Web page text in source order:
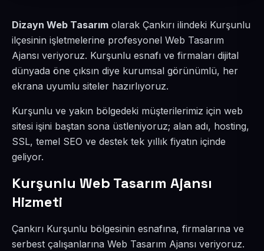
Dizayn Web Tasarım olarak Çankırı ilindeki Kurşunlu
ilçesinin işletmelerine profesyonel Web Tasarım
Ajansı veriyoruz. Kurşunlu esnafı ve firmaları dijital
dünyada öne çıksın diye kurumsal görünümlü, her
ekrana uyumlu siteler hazırlıyoruz.
Kurşunlu ve yakın bölgedeki müşterilerimiz için web
sitesi işini baştan sona üstleniyoruz; alan adı, hosting,
SSL, temel SEO ve destek tek yıllık fiyatın içinde
geliyor.
Kurşunlu Web Tasarım Ajansı
Hizmeti
Çankırı Kurşunlu bölgesinin esnafına, firmalarına ve
serbest çalışanlarına Web Tasarım Ajansı veriyoruz.